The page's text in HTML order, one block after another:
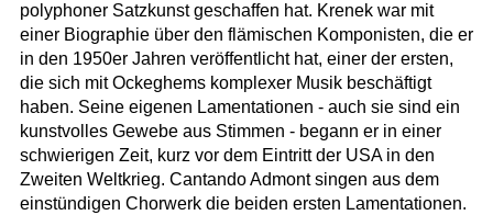
polyphoner Satzkunst geschaffen hat. Krenek war mit
einer Biographie über den flämischen Komponisten, die er
in den 1950er Jahren veröffentlicht hat, einer der ersten,
die sich mit Ockeghems komplexer Musik beschäftigt
haben. Seine eigenen Lamentationen - auch sie sind ein
kunstvolles Gewebe aus Stimmen - begann er in einer
schwierigen Zeit, kurz vor dem Eintritt der USA in den
Zweiten Weltkrieg. Cantando Admont singen aus dem
einstündigen Chorwerk die beiden ersten Lamentationen.